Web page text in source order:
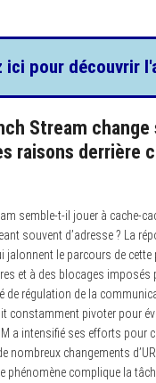
ici pour découvrir
Stream
raisons derrière
semble-t-il jouer à cache-
souvent d’adresse ? La
jalonnent le parcours de
et à des blocages imposés
de régulation de la
constamment pivoter pour
a intensifié ses efforts pour
nombreux changements
phénomène complique la